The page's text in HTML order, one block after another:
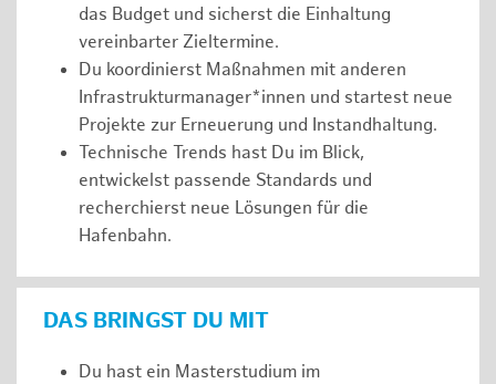
das Budget und sicherst die Einhaltung
vereinbarter Zieltermine.
Du koordinierst Maßnahmen mit anderen
Infrastrukturmanager*innen und startest neue
Projekte zur Erneuerung und Instandhaltung.
Technische Trends hast Du im Blick,
entwickelst passende Standards und
recherchierst neue Lösungen für die
Hafenbahn.
DAS BRINGST DU MIT
Du hast ein Masterstudium im